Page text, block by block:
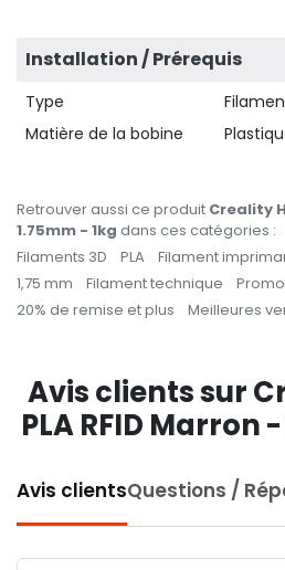
Installation / Prérequis
Type
Matière de la bobine
Retrouver aussi ce produit Creality
1.75mm - 1kg dans ces catégories :
Filaments 3D
PLA Filament
1,75 mm
Filament technique
20% de remise et plus
Meilleures
Avis clients sur
PLA RFID Marron
Avis clientsQuestions /